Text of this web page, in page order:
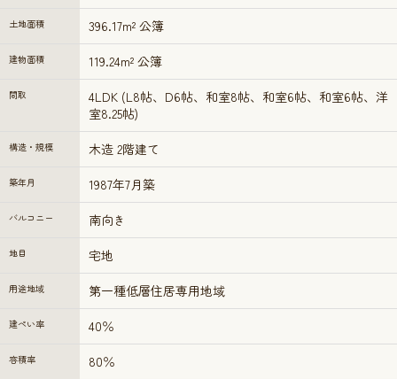
土地面積 396.17m² 公簿
建物面積 119.24m² 公簿
間取
4LDK (L8帖、D6帖、和室8帖、和室6帖、和室6帖、洋
室8.25帖)
構造・規模 木造 2階建て
築年月 1987年7月築
バルコニー 南向き
地目 宅地
用途地域 第一種低層住居専用地域
建ぺい率 40％
容積率 80％